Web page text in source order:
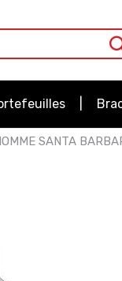
SANTA